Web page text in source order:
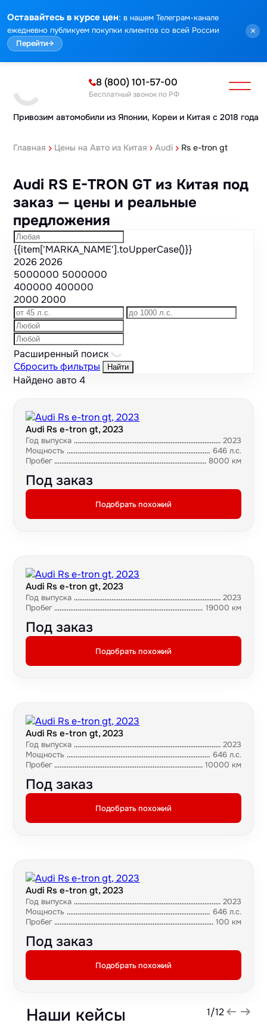
Оставайтесь в курсе цен: в нашем Телеграм-канале
ежедневно публикуем покупки клиентов со всей России
Перейти→
×
Привозим автомобили из Японии, Кореи и Китая с 2018 года
8 (800) 101-57-00
Бесплатный звонок по РФ
Главная Цены на Авто из Китая Audi Rs e-tron gt
Audi RS E-TRON GT из Китая под
заказ — цены и реальные
предложения
{{item['MARKA_NAME'].toUpperCase()}}
20262026
5000000 5000000
400000400000
20002000
Расширенный поиск
Сбросить фильтры
Найти
Найдено авто4
Audi Rs e-tron gt, 2023
Год выпуска
2023
Мощность
646 л.с.
Пробег
8000 км
Под заказ
Подобрать похожий
Audi Rs e-tron gt, 2023
Год выпуска
2023
Пробег
19000 км
Под заказ
Подобрать похожий
Audi Rs e-tron gt, 2023
Год выпуска
2023
Мощность
646 л.с.
Пробег
10000 км
Под заказ
Подобрать похожий
Audi Rs e-tron gt, 2023
Год выпуска
2023
Мощность
646 л.с.
Пробег
100 км
Под заказ
Подобрать похожий
Наши кейсы 1/12